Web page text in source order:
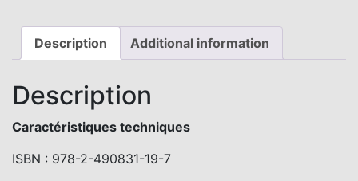
Description Additional information
Description
Caractéristiques techniques
ISBN : 978-2-490831-19-7